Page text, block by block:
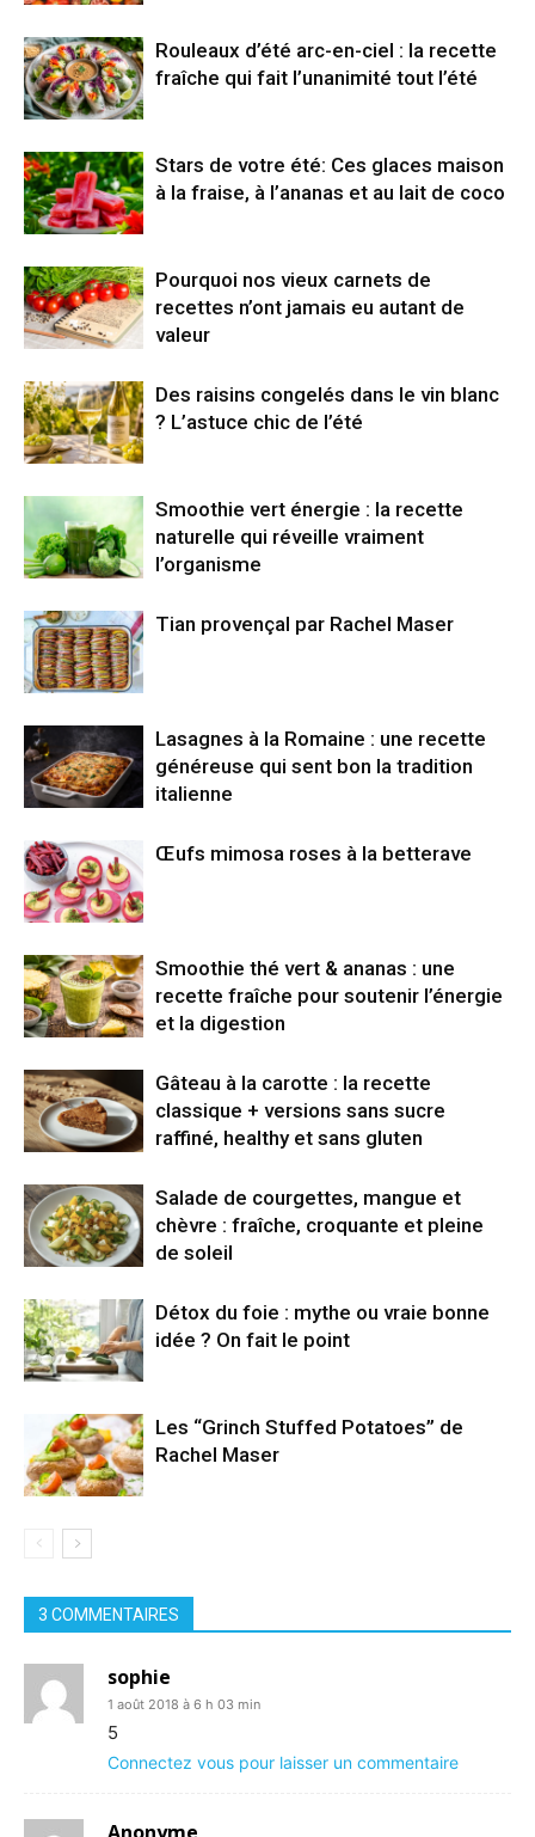
Rouleaux d’été arc-en-ciel : la recette
fraîche qui fait l’unanimité tout l’été
Stars de votre été: Ces glaces maison
à la fraise, à l’ananas et au lait de coco
Pourquoi nos vieux carnets de
recettes n’ont jamais eu autant de
valeur
Des raisins congelés dans le vin blanc
? L’astuce chic de l’été
Smoothie vert énergie : la recette
naturelle qui réveille vraiment
l’organisme
Tian provençal par Rachel Maser
Lasagnes à la Romaine : une recette
généreuse qui sent bon la tradition
italienne
Œufs mimosa roses à la betterave
Smoothie thé vert & ananas : une
recette fraîche pour soutenir l’énergie
et la digestion
Gâteau à la carotte : la recette
classique + versions sans sucre
raffiné, healthy et sans gluten
Salade de courgettes, mangue et
chèvre : fraîche, croquante et pleine
de soleil
Détox du foie : mythe ou vraie bonne
idée ? On fait le point
Les “Grinch Stuffed Potatoes” de
Rachel Maser
3 COMMENTAIRES
sophie
1 août 2018 à 6 h 03 min
5
Connectez vous pour laisser un commentaire